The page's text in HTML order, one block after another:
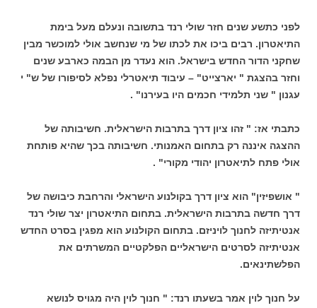
לפני כתשע שנים חזר שולי רנד בתשובה ונעלם מעל בימת
התיאטרון. רבים ביכו את לכתו של מי שנחשב אולי למוכשר מבין
שחקני הדור החדש בישראל. הוא נעדר מן הבמה כארבע שנים
וחזר בהצגת " יארצייט" – עיבוד תיאטרלי נפלא לסיפורו של ש" י
עגנון " שני תלמידי חכמים היו בעירנו" .
כתבתי אז: " זהו ציון דרך בתרבות הישראלית. חשיבותה של
ההצגה איננה רק בתחום האמנותי. חשיבותה בכך שהיא פותחת
אולי פתח לתיאטרון יהודי מקורי" .
" אושפיזין" הוא ציון דרך בקולנוע הישראלי והרחבת כיבושה של
דרך חדשה בתרבות הישראלית. בתחום התיאטרון יצר שולי רנד
אנטיתיזה לחנוך לויניזם. בתחום הקולנוע הוא מפגין בסרט החדש
אנטיתיזה לסרטים הישראליים הפלקטיים המשרתים את
הפלשתינאים.
על חנוך לוין אמר בשעתו רנד: " חנוך לוין היה מגויס לנושא